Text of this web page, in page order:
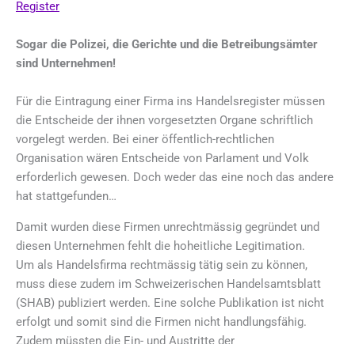
Register
Sogar die Polizei, die Gerichte und die Betreibungsämter
sind Unternehmen!
Für die Eintragung einer Firma ins Handelsregister müssen
die Entscheide der ihnen vorgesetzten Organe schriftlich
vorgelegt werden. Bei einer öffentlich-rechtlichen
Organisation wären Entscheide von Parlament und Volk
erforderlich gewesen. Doch weder das eine noch das andere
hat stattgefunden…
Damit wurden diese Firmen unrechtmässig gegründet und
diesen Unternehmen fehlt die hoheitliche Legitimation.
Um als Handelsfirma rechtmässig tätig sein zu können,
muss diese zudem im Schweizerischen Handelsamtsblatt
(SHAB) publiziert werden. Eine solche Publikation ist nicht
erfolgt und somit sind die Firmen nicht handlungsfähig.
Zudem müssten die Ein- und Austritte der